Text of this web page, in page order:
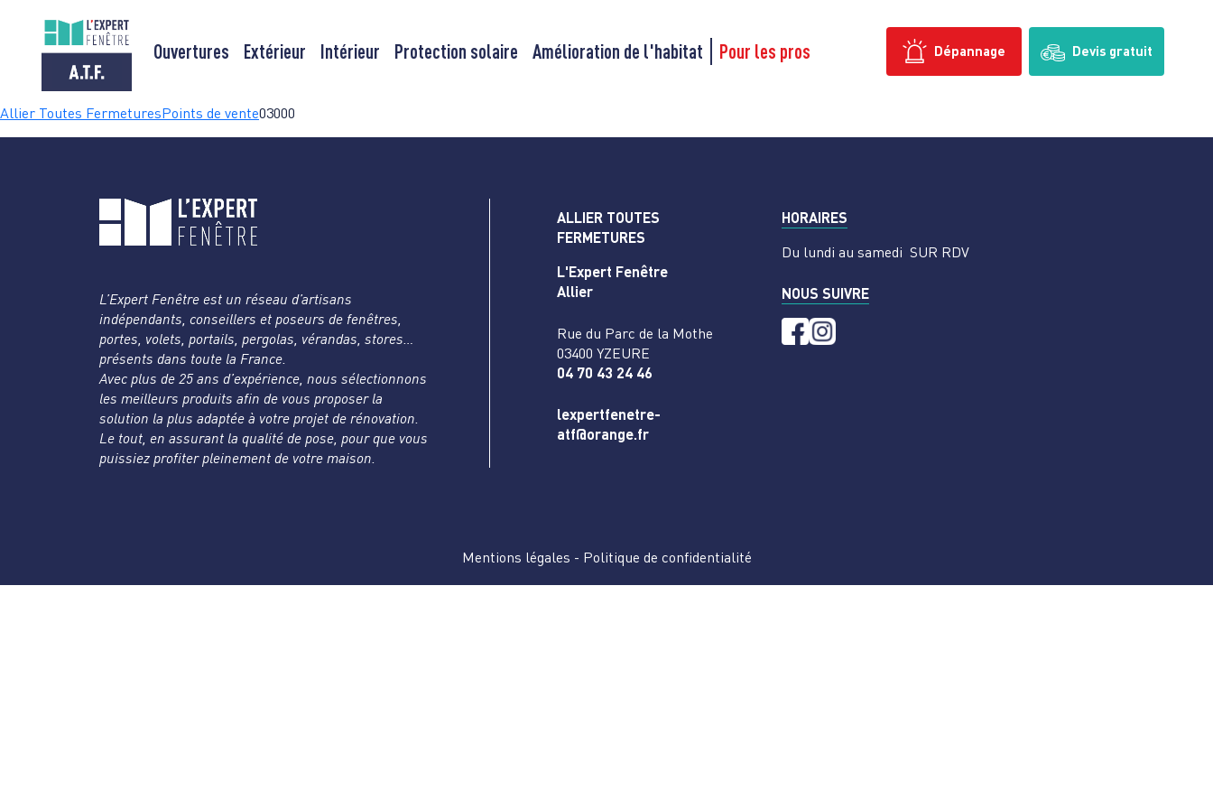
Passer
Dépannage Devis gratuit
Ouvertures Extérieur Intérieur Protection solaire Amélioration de l'habitat Pour les pros
Allier Toutes FermeturesPoints de vente03000
L’Expert Fenêtre est un réseau d’artisans
indépendants, conseillers et poseurs de fenêtres,
portes, volets, portails, pergolas, vérandas, stores…
présents dans toute la France.
Avec plus de 25 ans d’expérience, nous sélectionnons
les meilleurs produits afin de vous proposer la
solution la plus adaptée à votre projet de rénovation.
Le tout, en assurant la qualité de pose, pour que vous
puissiez profiter pleinement de votre maison.
ALLIER TOUTES
FERMETURES
L'Expert Fenêtre
Allier
Rue du Parc de la Mothe
03400 YZEURE
04 70 43 24 46
lexpertfenetre-
atf@orange.fr
HORAIRES
Du lundi au samedi SUR RDV
NOUS SUIVRE
Mentions légales - Politique de confidentialité